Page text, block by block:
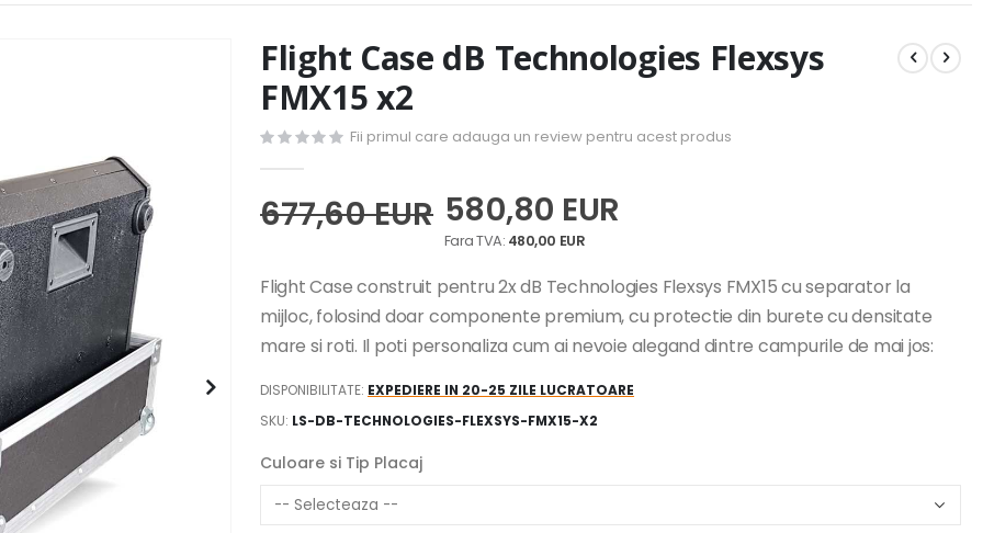
Flight Case dB Technologies Flexsys
FMX15 x2
Fii primul care adauga un review pentru acest produs
677,60 EUR 580,80 EUR
480,00 EUR
Flight Case construit pentru 2x dB Technologies Flexsys FMX15 cu separator la
mijloc, folosind doar componente premium, cu protectie din burete cu densitate
mare si roti. Il poti personaliza cum ai nevoie alegand dintre campurile de mai jos:
DISPONIBILITATE: EXPEDIERE IN 20-25 ZILE LUCRATOARE
SKU LS-DB-TECHNOLOGIES-FLEXSYS-FMX15-X2
Culoare si Tip Placaj